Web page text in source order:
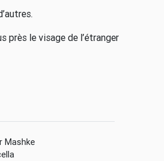
près le visage de l’étranger
Mashke